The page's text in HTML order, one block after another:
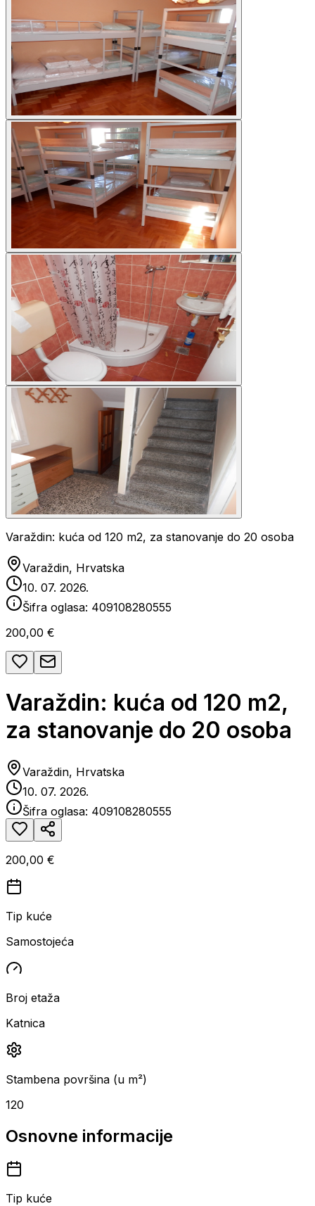
Varaždin: kuća od 120 m2, za stanovanje do 20 osoba
Varaždin, Hrvatska
10. 07. 2026.
Šifra oglasa: 409108280555
200,00 €
Varaždin: kuća od 120 m2,
za stanovanje do 20 osoba
Varaždin, Hrvatska
10. 07. 2026.
Šifra oglasa: 409108280555
200,00 €
Tip kuće
Samostojeća
Broj etaža
Katnica
Stambena površina (u m²)
120
Osnovne informacije
Tip kuće